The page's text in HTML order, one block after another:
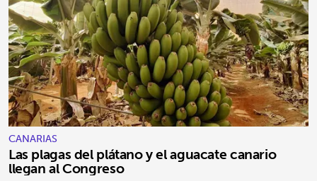
CANARIAS
Las plagas del plátano y el aguacate canario
llegan al Congreso